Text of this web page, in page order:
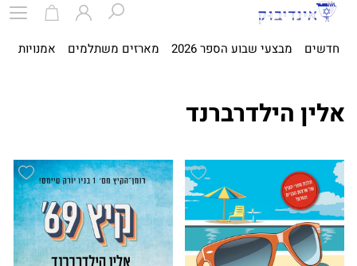
חדשים מבצעי שבוע הספר 2026 מארזים משתלמים אמנויות
אלין הילדרברנד